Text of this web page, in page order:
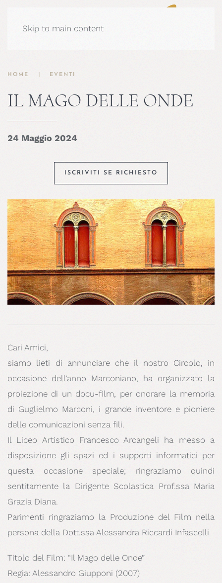
Skip to main content
HOME EVENTI
IL MAGO DELLE ONDE
24 Maggio 2024
ISCRIVITI SE RICHIESTO
Cari Amici,
siamo lieti di annunciare che il nostro Circolo, in
occasione dell’anno Marconiano, ha organizzato la
proiezione di un docu-film, per onorare la memoria
di Guglielmo Marconi, i grande inventore e pioniere
delle comunicazioni senza fili.
Il Liceo Artistico Francesco Arcangeli ha messo a
disposizione gli spazi ed i supporti informatici per
questa occasione speciale; ringraziamo quindi
sentitamente la Dirigente Scolastica Prof.ssa Maria
Grazia Diana.
Parimenti ringraziamo la Produzione del Film nella
persona della Dott.ssa Alessandra Riccardi Infascelli
Titolo del Film: “Il Mago delle Onde”
Regia: Alessandro Giupponi (2007)